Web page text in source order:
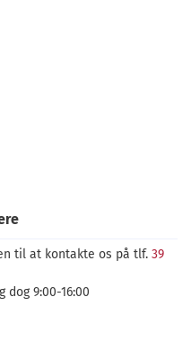
til at kontakte os på tlf. 39
dog 9:00-16:00